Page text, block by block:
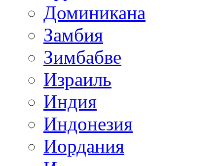
Доминикана
Замбия
Зимбабве
Израиль
Индия
Индонезия
Иордания